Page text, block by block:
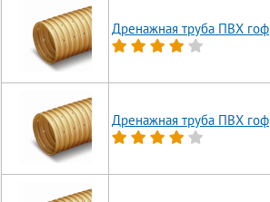
Дренажная труба ПВХ
Дренажная труба ПВХ